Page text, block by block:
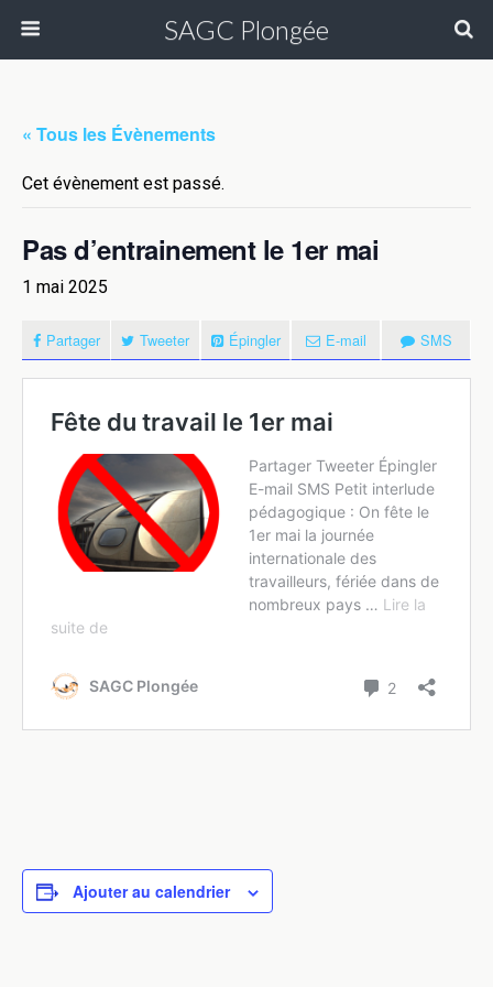
SAGC Plongée
« Tous les Évènements
Cet évènement est passé.
Pas d’entrainement le 1er mai
1 mai 2025
Partager Tweeter Épingler E-mail SMS
Ajouter au calendrier